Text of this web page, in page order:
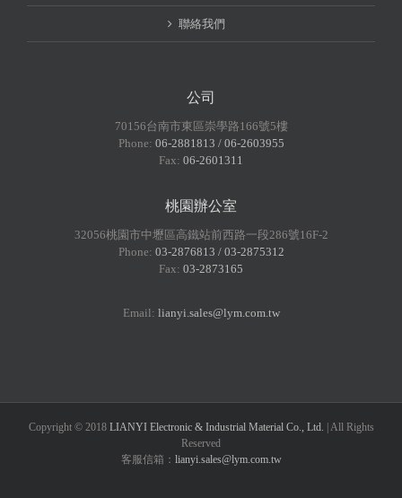
聯絡我們
公司
70156台南市東區崇學路166號5樓
Phone: 06-2881813 / 06-2603955
Fax: 06-2601311
桃園辦公室
32056桃園市中壢區高鐵站前西路一段286號16F-2
Phone: 03-2876813 / 03-2875312
Fax: 03-2873165
Email: lianyi.sales@lym.com.tw
Copyright © 2018 LIANYI Electronic & Industrial Material Co., Ltd. | All Rights
Reserved
客服信箱： lianyi.sales@lym.com.tw